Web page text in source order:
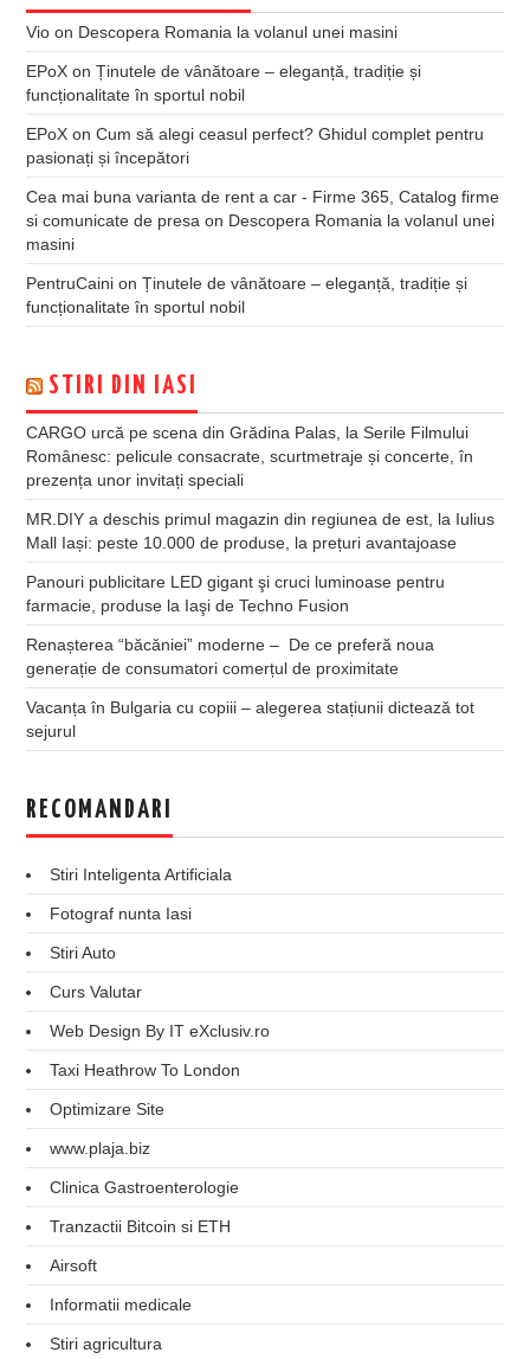
Vio on Descopera Romania la volanul unei masini
EPoX onȚinutele de vânătoare – eleganță, tradiție și
funcționalitate în sportul nobil
EPoX onCum să alegi ceasul perfect? Ghidul complet pentru
pasionați și începători
Cea mai buna varianta de rent a car - Firme 365, Catalog firme
si comunicate de presa on Descopera Romania la volanul unei
masini
PentruCaini onȚinutele de vânătoare – eleganță, tradiție și
funcționalitate în sportul nobil
STIRI DIN IASI
CARGO urcă pe scena din Grădina Palas, la Serile Filmului
Românesc: pelicule consacrate, scurtmetraje și concerte, în
prezența unor invitați speciali
MR.DIY a deschis primul magazin din regiunea de est, la Iulius
Mall Iași: peste 10.000 de produse, la prețuri avantajoase
Panouri publicitare LED gigant şi cruci luminoase pentru
farmacie, produse la Iaşi de Techno Fusion
Renașterea “băcăniei” moderne – De ce preferă noua
generație de consumatori comerțul de proximitate
Vacanța în Bulgaria cu copiii – alegerea stațiunii dictează tot
sejurul
RECOMANDARI
Stiri Inteligenta Artificiala
Fotograf nunta Iasi
Stiri Auto
Curs Valutar
Web Design By IT eXclusiv.ro
Taxi Heathrow To London
Optimizare Site
www.plaja.biz
Clinica Gastroenterologie
Tranzactii Bitcoin si ETH
Airsoft
Informatii medicale
Stiri agricultura